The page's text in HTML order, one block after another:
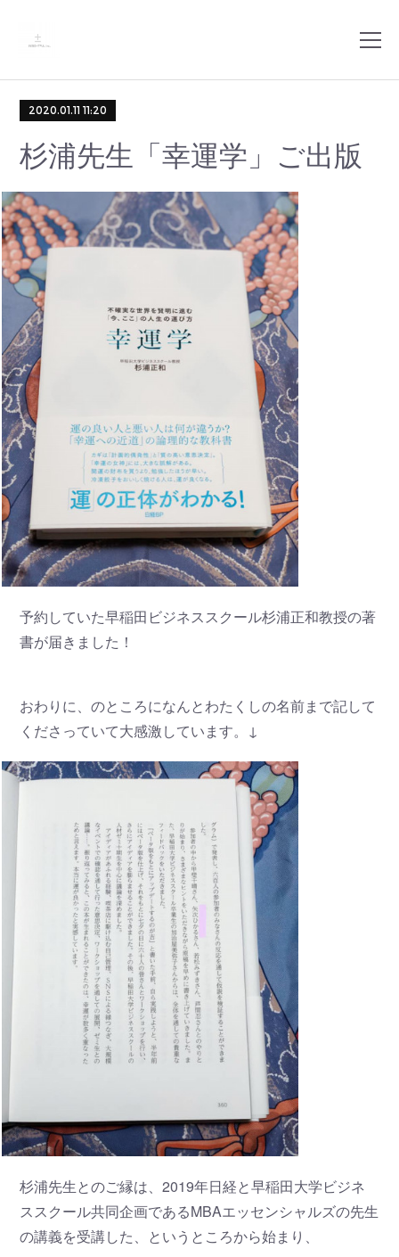
2020.01.11 11:20
杉浦先生「幸運学」ご出版
予約していた早稲田ビジネススクール杉浦正和教授の著
書が届きました！
おわりに、のところになんとわたくしの名前まで記して
くださっていて大感激しています。↓
杉浦先生とのご縁は、2019年日経と早稲田大学ビジネ
ススクール共同企画であるMBAエッセンシャルズの先生
の講義を受講した、というところから始まり、